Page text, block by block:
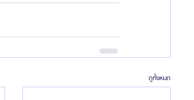
ดูทั้งหมด